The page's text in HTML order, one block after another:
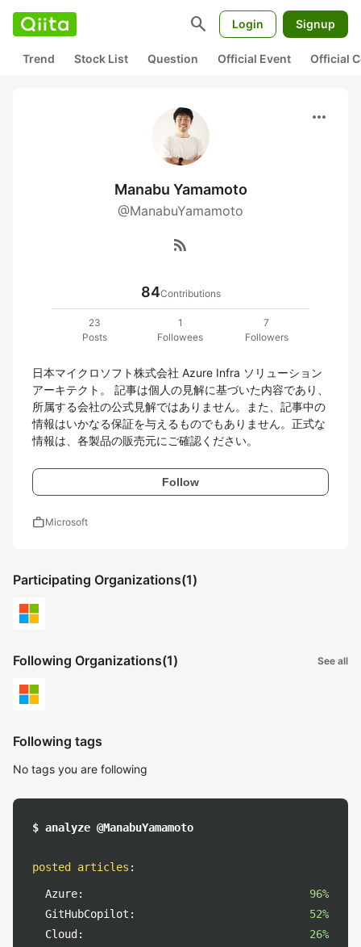
search Login Signup
Trend Stock List Question Official Event Official
more_horiz
Manabu Yamamoto
@ManabuYamamoto
rss_feed
84Contributions
23
Posts
1
Followees
7
Followers
日本マイクロソフト株式会社 Azure Infra ソリューション
アーキテクト。 記事は個人の見解に基づいた内容であり、
所属する会社の公式見解ではありません。また、記事中の
情報はいかなる保証を与えるものでもありません。正式な
情報は、各製品の販売元にご確認ください。
Follow
workMicrosoft
Participating Organizations(1)
Following Organizations(1) See all
Following tags
No tags you are following
$ analyze @ManabuYamamoto
posted articles :
Azure:
96%
GitHubCopilot:
52%
Cloud:
26%